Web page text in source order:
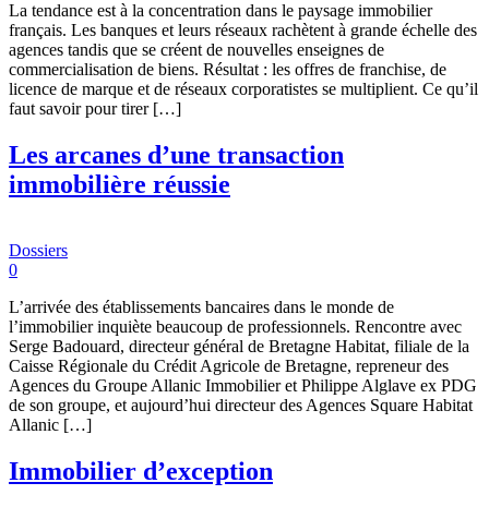
La tendance est à la concentration dans le paysage immobilier
français. Les banques et leurs réseaux rachètent à grande échelle des
agences tandis que se créent de nouvelles enseignes de
commercialisation de biens. Résultat : les offres de franchise, de
licence de marque et de réseaux corporatistes se multiplient. Ce qu’il
faut savoir pour tirer […]
Les arcanes d’une transaction
immobilière réussie
Dossiers
0
L’arrivée des établissements bancaires dans le monde de
l’immobilier inquiète beaucoup de professionnels. Rencontre avec
Serge Badouard, directeur général de Bretagne Habitat, filiale de la
Caisse Régionale du Crédit Agricole de Bretagne, repreneur des
Agences du Groupe Allanic Immobilier et Philippe Alglave ex PDG
de son groupe, et aujourd’hui directeur des Agences Square Habitat
Allanic […]
Immobilier d’exception